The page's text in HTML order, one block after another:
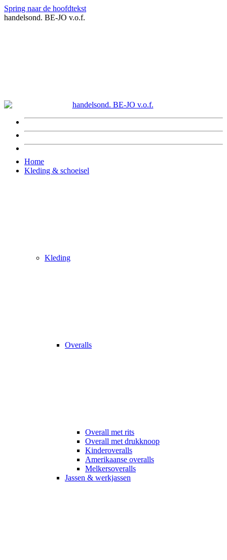
Spring naar de hoofdtekst
handelsond. BE-JO v.o.f.
Home
Kleding & schoeisel
Kleding
Overalls
Overall met rits
Overall met drukknoop
Kinderoveralls
Amerikaanse overalls
Melkersoveralls
Jassen & werkjassen